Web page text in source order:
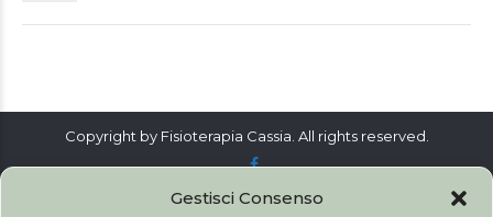
Gestisci Consenso
Copyright by Fisioterapia Cassia. All rights reserved.
CONTATTACI